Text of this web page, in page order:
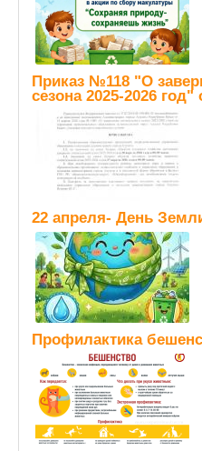
Приказ №118 "О
сезона 2025-2026 год"
22 апреля- День
Профилактика